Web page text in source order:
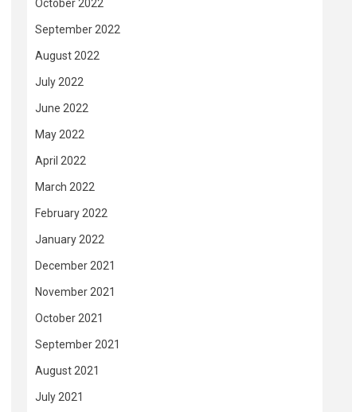
October 2022
September 2022
August 2022
July 2022
June 2022
May 2022
April 2022
March 2022
February 2022
January 2022
December 2021
November 2021
October 2021
September 2021
August 2021
July 2021